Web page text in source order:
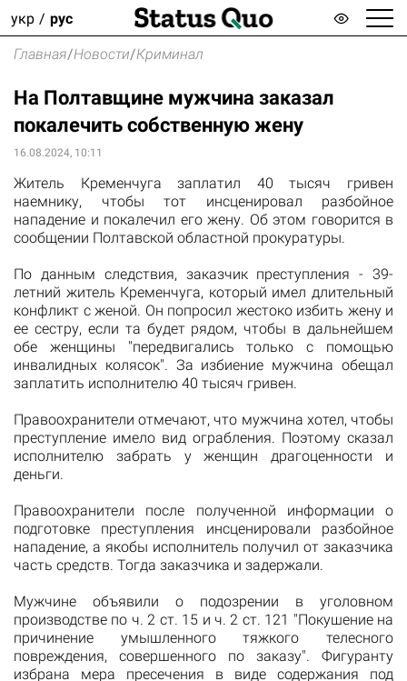
укр рус
Главная/Новости/Криминал
На Полтавщине мужчина заказал
покалечить собственную жену
16.08.2024, 10:11
Житель Кременчуга заплатил 40 тысяч гривен
наемнику, чтобы тот инсценировал разбойное
нападение и покалечил его жену. Об этом говорится в
сообщении Полтавской областной прокуратуры.
По данным следствия, заказчик преступления - 39-
летний житель Кременчуга, который имел длительный
конфликт с женой. Он попросил жестоко избить жену и
ее сестру, если та будет рядом, чтобы в дальнейшем
обе женщины "передвигались только с помощью
инвалидных колясок". За избиение мужчина обещал
заплатить исполнителю 40 тысяч гривен.
Правоохранители отмечают, что мужчина хотел, чтобы
преступление имело вид ограбления. Поэтому сказал
исполнителю забрать у женщин драгоценности и
деньги.
Правоохранители после полученной информации о
подготовке преступления инсценировали разбойное
нападение, а якобы исполнитель получил от заказчика
часть средств. Тогда заказчика и задержали.
Мужчине объявили о подозрении в уголовном
производстве по ч. 2 ст. 15 и ч. 2 ст. 121 "Покушение на
причинение умышленного тяжкого телесного
повреждения, совершенного по заказу". Фигуранту
избрана мера пресечения в виде содержания под